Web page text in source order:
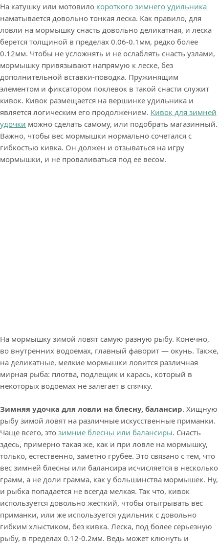
На катушку или мотовило короткого зимнего удильника
наматывается довольно тонкая леска. Как правило, для
ловли на мормышку снасть довольно деликатная, и леска
берется толщиной в пределах 0.06-0.1мм, редко более
0.12мм. Чтобы не усложнять и не ослаблять снасть узлами,
мормышку привязывают напрямую к леске, без
дополнительной вставки-поводка. Пружинящим
элементом и фиксатором поклевок в такой снасти служит
кивок. Кивок размещается на вершинке удильника и
является логическим его продолжением. Кивок для зимней
удочки можно сделать самому, или подобрать магазинный.
Важно, чтобы вес мормышки нормально сочетался с
гибкостью кивка. Он должен и отзываться на игру
мормышки, и не проваливаться под ее весом.
На мормышку зимой ловят самую разную рыбу. Конечно,
во внутренних водоемах, главный фаворит — окунь. Также,
на деликатные, мелкие мормышки ловится различная
мирная рыба: плотва, подлещик и карась, который в
некоторых водоемах не залегает в спячку.
Зимняя удочка для ловли на блесну, балансир. Хищную
рыбу зимой ловят на различные искусственные приманки.
Чаще всего, это зимние блесны или балансиры. Снасть
здесь, примерно такая же, как и при ловле на мормышку,
только, естественно, заметно грубее. Это связано с тем, что
вес зимней блесны или балансира исчисляется в несколько
грамм, а не доли грамма, как у большинства мормышек. Ну,
и рыбка попадается не всегда мелкая. Так что, кивок
используется довольно жесткий, чтобы отыгрывать вес
приманки, или же используется удильник с довольно
гибким хлыстиком, без кивка. Леска, под более серьезную
рыбу, в пределах 0.12-0.2мм. Ведь может клюнуть и